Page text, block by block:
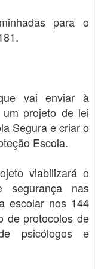
para o
vai enviar à
um projeto de lei
Segura e criar o
Escola.
viabilizará o
segurança nas
escolar nos 144
de protocolos de
psicólogos e